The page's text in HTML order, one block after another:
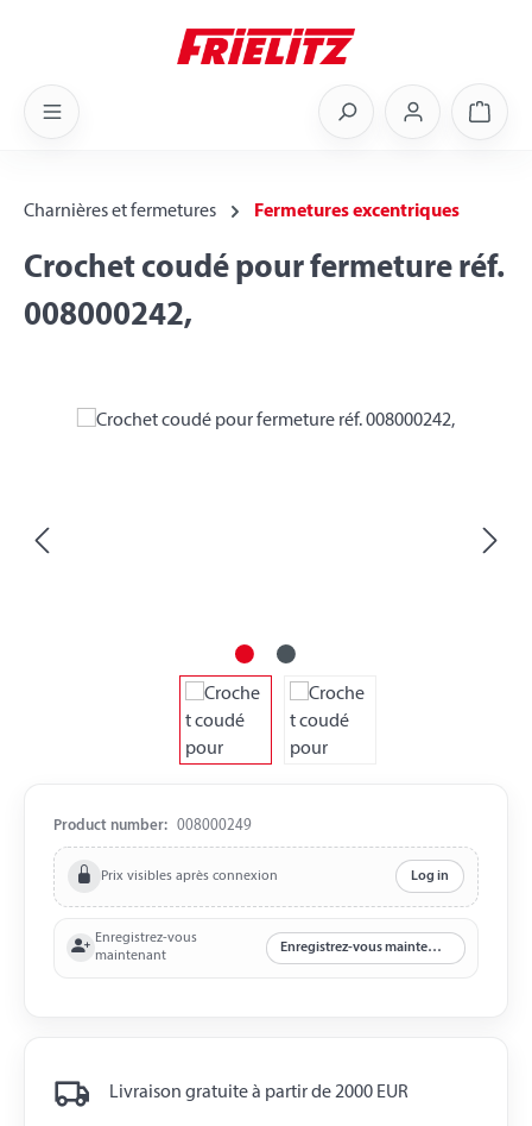
Charnières et fermetures Fermetures excentriques
Crochet coudé pour fermeture réf.
008000242,
Skip image gallery
Product number: 008000249
Prix visibles après connexion Log in
Enregistrez-vous
maintenant
Enregistrez-vous maintenant
Livraison gratuite à partir de 2000 EUR